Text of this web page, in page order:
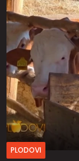
PLODOVI